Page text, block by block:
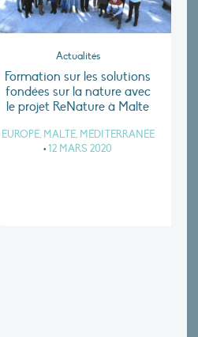
Actualités
Formation sur les solutions
fondées sur la nature avec
le projet ReNature à Malte
EUROPE, MALTE, MÉDITERRANÉE
•12 MARS 2020